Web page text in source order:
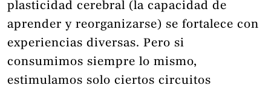
plasticidad cerebral (la capacidad de
aprender y reorganizarse) se fortalece con
experiencias diversas. Pero si
consumimos siempre lo mismo,
estimulamos solo ciertos circuitos